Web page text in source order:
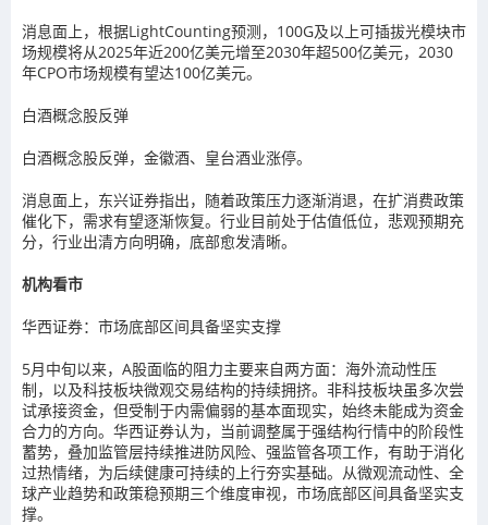
消息面上，根据LightCounting预测，100G及以上可插拔光模块市
场规模将从2025年近200亿美元增至2030年超500亿美元，2030
年CPO市场规模有望达100亿美元。
白酒概念股反弹
白酒概念股反弹，金徽酒、皇台酒业涨停。
消息面上，东兴证券指出，随着政策压力逐渐消退，在扩消费政策
催化下，需求有望逐渐恢复。行业目前处于估值低位，悲观预期充
分，行业出清方向明确，底部愈发清晰。
机构看市
华西证券：市场底部区间具备坚实支撑
5月中旬以来，A股面临的阻力主要来自两方面：海外流动性压
制，以及科技板块微观交易结构的持续拥挤。非科技板块虽多次尝
试承接资金，但受制于内需偏弱的基本面现实，始终未能成为资金
合力的方向。华西证券认为，当前调整属于强结构行情中的阶段性
蓄势，叠加监管层持续推进防风险、强监管各项工作，有助于消化
过热情绪，为后续健康可持续的上行夯实基础。从微观流动性、全
球产业趋势和政策稳预期三个维度审视，市场底部区间具备坚实支
撑。